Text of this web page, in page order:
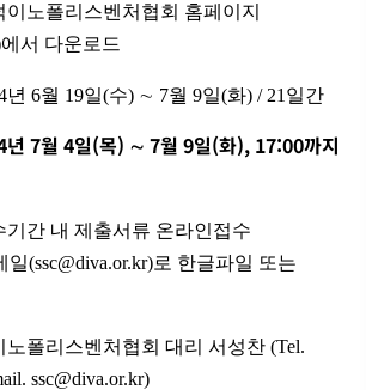
이노폴리스벤처협회 홈페이지
서 다운로드
년 6월 19일(수) ∼ 7월 9일(화) / 21일간
년 7월 4일(목) ∼ 7월 9일(화), 17:00까지
기간 내 제출서류 온라인접수
일(ssc@diva.or.kr)로 한글파일 또는
노폴리스벤처협회 대리 서성찬 (Tel.
ssc@diva.or.kr)